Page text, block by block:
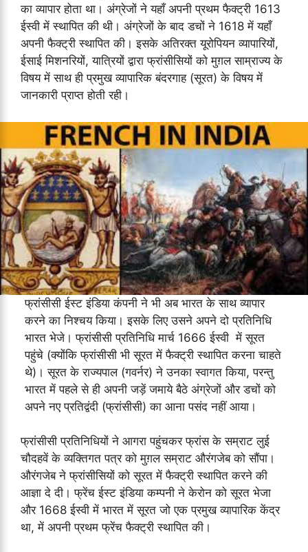
का व्यापार होता था। अंग्रेजों ने यहाँ अपनी प्रथम फैक्ट्री 1613
ईस्वी में स्थापित की थी। अंग्रेजों के बाद डचों ने 1618 में यहाँ
अपनी फैक्ट्री स्थापित की। इसके अतिरक्त यूरोपियन व्यापारियों,
ईसाई मिशनरियों, यात्रियों द्वारा फ्रांसीसियों को मुग़ल साम्राज्य के
विषय में साथ ही प्रमुख व्यापारिक बंदरगाह (सूरत) के विषय में
जानकारी प्राप्त होती रही।
फ्रांसीसी ईस्ट इंडिया कंपनी ने भी अब भारत के साथ व्यापार
करने का निश्चय किया। इसके लिए उसने अपने दो प्रतिनिधि
भारत भेजे। फ्रांसीसी प्रतिनिधि मार्च 1666 ईस्वी में सूरत
पहुंचे (क्योंकि फ्रांसीसी भी सूरत में फैक्ट्री स्थापित करना चाहते
थे)। सूरत के राज्यपाल (गवर्नर) ने उनका स्वागत किया, परन्तु
भारत में पहले से ही अपनी जड़ें जमाये बैठे अंग्रेजों और डचों को
अपने नए प्रतिद्वंदी (फ्रांसीसी) का आना पसंद नहीं आया।
फ्रांसीसी प्रतिनिधियों ने आगरा पहुंचकर फ्रांस के सम्राट लुई
चौदहवें के व्यक्तिगत पत्र को मुग़ल सम्राट औरंगजेब को सौंपा।
औरंगजेब ने फ्रांसीसियों को सूरत में फैक्ट्री स्थापित करने की
आज्ञा दे दी। फ्रेंच ईस्ट इंडिया कम्पनी ने केरोन को सूरत भेजा
और 1668 ईस्वी में भारत में सूरत जो एक प्रमुख व्यापारिक केंद्र
था, में अपनी प्रथम फ्रेंच फैक्ट्री स्थापित की।